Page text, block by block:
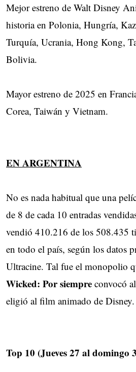
Mejor estreno de Walt Disney
historia en Polonia, Hungría,
Turquía, Ucrania, Hong Kong,
Bolivia.
Mayor estreno de 2025 en
Corea, Taiwán y Vietnam.
EN ARGENTINA
No es nada habitual que una
de 8 de cada 10 entradas
vendió 410.216 de los 508.435
en todo el país, según los datos
Ultracine. Tal fue el monopolio
Wicked: Por siempre convocó
eligió al film animado de Disney.
Top 10 (Jueves 27 al domingo